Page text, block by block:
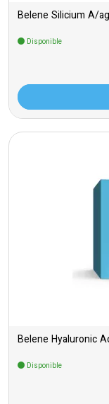
Belene Silicium A/
Disponible
Belene Hyaluronic
Disponible